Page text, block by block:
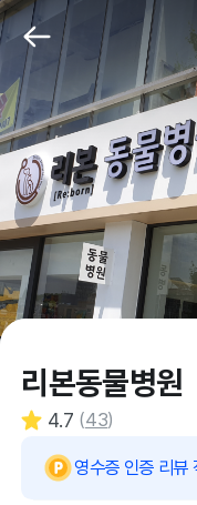
리본동물병원
4.7 (43)
영수증 인증 리뷰